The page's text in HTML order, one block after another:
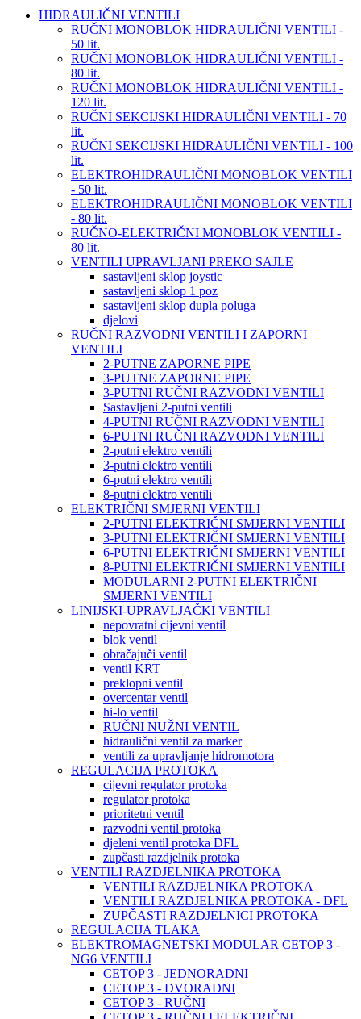
HIDRAULIČNI VENTILI
RUČNI MONOBLOK HIDRAULIČNI VENTILI -
50 lit.
RUČNI MONOBLOK HIDRAULIČNI VENTILI -
80 lit.
RUČNI MONOBLOK HIDRAULIČNI VENTILI -
120 lit.
RUČNI SEKCIJSKI HIDRAULIČNI VENTILI - 70
lit.
RUČNI SEKCIJSKI HIDRAULIČNI VENTILI - 100
lit.
ELEKTROHIDRAULIČNI MONOBLOK VENTILI
- 50 lit.
ELEKTROHIDRAULIČNI MONOBLOK VENTILI
- 80 lit.
RUČNO-ELEKTRIČNI MONOBLOK VENTILI -
80 lit.
VENTILI UPRAVLJANI PREKO SAJLE
sastavljeni sklop joystic
sastavljeni sklop 1 poz
sastavljeni sklop dupla poluga
djelovi
RUČNI RAZVODNI VENTILI I ZAPORNI
VENTILI
2-PUTNE ZAPORNE PIPE
3-PUTNE ZAPORNE PIPE
3-PUTNI RUČNI RAZVODNI VENTILI
Sastavljeni 2-putni ventili
4-PUTNI RUČNI RAZVODNI VENTILI
6-PUTNI RUČNI RAZVODNI VENTILI
2-putni elektro ventili
3-putni elektro ventili
6-putni elektro ventili
8-putni elektro ventili
ELEKTRIČNI SMJERNI VENTILI
2-PUTNI ELEKTRIČNI SMJERNI VENTILI
3-PUTNI ELEKTRIČNI SMJERNI VENTILI
6-PUTNI ELEKTRIČNI SMJERNI VENTILI
8-PUTNI ELEKTRIČNI SMJERNI VENTILI
MODULARNI 2-PUTNI ELEKTRIČNI
SMJERNI VENTILI
LINIJSKI-UPRAVLJAČKI VENTILI
nepovratni cijevni ventil
blok ventil
obračajuči ventil
ventil KRT
preklopni ventil
overcentar ventil
hi-lo ventil
RUČNI NUŽNI VENTIL
hidraulični ventil za marker
ventili za upravljanje hidromotora
REGULACIJA PROTOKA
cijevni regulator protoka
regulator protoka
prioritetni ventil
razvodni ventil protoka
djeleni ventil protoka DFL
zupčasti razdjelnik protoka
VENTILI RAZDJELNIKA PROTOKA
VENTILI RAZDJELNIKA PROTOKA
VENTILI RAZDJELNIKA PROTOKA - DFL
ZUPČASTI RAZDJELNICI PROTOKA
REGULACIJA TLAKA
ELEKTROMAGNETSKI MODULAR CETOP 3 -
NG6 VENTILI
CETOP 3 - JEDNORADNI
CETOP 3 - DVORADNI
CETOP 3 - RUČNI